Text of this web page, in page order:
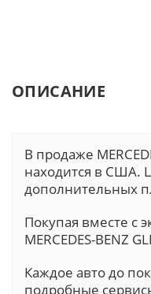
ОПИСАНИЕ
В продаже
находится в США.
дополнительных
Покупая вместе с
MERCEDES-BENZ
Каждое авто до
подробные